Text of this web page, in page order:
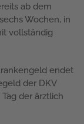
ab dem
Wochen, in
vollständig
endet
der DKV
der ärztlich